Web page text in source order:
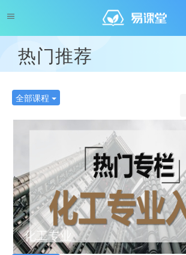
热门推荐
全部课程
化工专业